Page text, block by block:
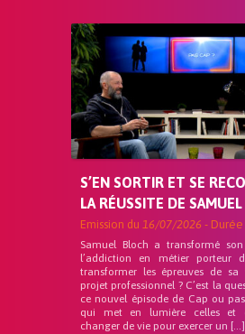
S’EN SORTIR ET SE
LA RÉUSSITE DE
Emission du 16/07/2026 - Durée
Samuel Bloch a transformé
l’addiction en métier porteur
transformer les épreuves de
projet professionnel ? C’est la
ce nouvel épisode de Cap ou
qui met en lumière celles et
changer de vie pour exercer un […]